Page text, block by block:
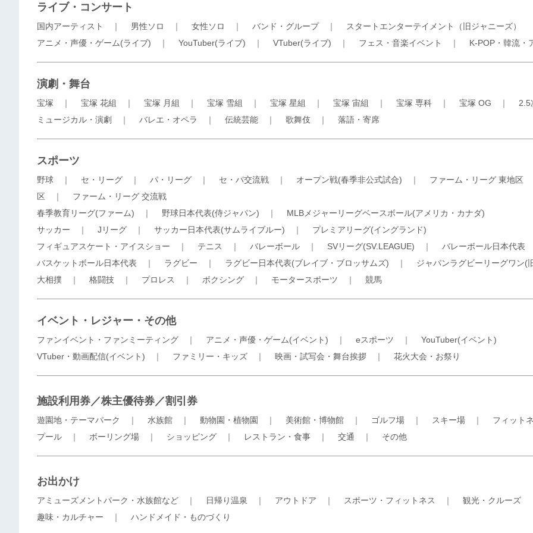
ライブ・コンサート
国内アーティスト ｜ 男性ソロ ｜ 女性ソロ ｜ バンド・グループ｜ スタートエンターテイメント（旧ジャニーズ）
アニメ・声優・ゲーム(ライブ) ｜ YouTuber(ライブ) ｜ VTuber(ライブ) ｜ フェス・音楽イベント ｜ K-POP・韓流・
演劇・舞台
宝塚 ｜ 宝塚 花組 ｜ 宝塚 月組 ｜ 宝塚 雪組 ｜ 宝塚 星組 ｜ 宝塚 宙組 ｜ 宝塚 専科 ｜ 宝塚 OG ｜ 2.5
ミュージカル・演劇
｜ バレエ・オペラ ｜ 伝統芸能 ｜ 歌舞伎 ｜ 落語・寄席
スポーツ
野球 ｜ セ・リーグ ｜ パ・リーグ ｜ セ・パ交流戦 ｜ オープン戦(春季非公式試合) ｜ ファーム・リーグ 東地区
区 ｜ ファーム・リーグ 交流戦
春季教育リーグ(ファーム) ｜ 野球日本代表(侍ジャパン) ｜ MLBメジャーリーグベースボール(アメリカ・カナダ)
サッカー ｜ Jリーグ ｜ サッカー日本代表(サムライブルー) ｜ プレミアリーグ(イングランド)
フィギュアスケート・アイスショー ｜ テニス ｜ バレーボール ｜ SVリーグ(SV.LEAGUE) ｜ バレーボール日本代表
バスケットボール日本代表 ｜ ラグビー ｜ ラグビー日本代表(ブレイブ・ブロッサムズ) ｜ ジャパンラグビーリーグワン(
大相撲 ｜ 格闘技 ｜ プロレス ｜ ボクシング ｜ モータースポーツ ｜ 競馬
イベント・レジャー・その他
ファンイベント・ファンミーティング ｜ アニメ・声優・ゲーム(イベント) ｜ eスポーツ ｜ YouTuber(イベント)
VTuber・動画配信(イベント) ｜ ファミリー・キッズ ｜ 映画・試写会・舞台挨拶 ｜ 花火大会・お祭り
施設利用券／株主優待券／割引券
遊園地・テーマパーク ｜ 水族館 ｜ 動物園・植物園 ｜ 美術館・博物館 ｜ ゴルフ場 ｜ スキー場 ｜ フィット
プール ｜ ボーリング場 ｜ ショッピング ｜ レストラン・食事 ｜ 交通 ｜ その他
お出かけ
アミューズメントパーク・水族館など ｜ 日帰り温泉 ｜ アウトドア ｜ スポーツ・フィットネス ｜ 観光・クルーズ
趣味・カルチャー ｜ ハンドメイド・ものづくり